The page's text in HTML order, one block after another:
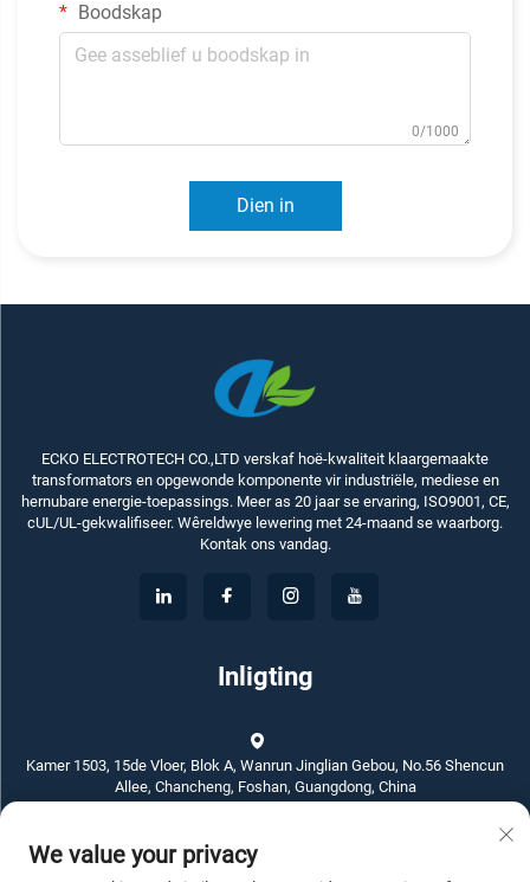
Boodskap
0/1000
Dien in
ECKO ELECTROTECH CO.,LTD verskaf hoë-kwaliteit klaargemaakte
transformators en opgewonde komponente vir industriële, mediese en
hernubare energie-toepassings. Meer as 20 jaar se ervaring, ISO9001, CE,
cUL/UL-gekwalifiseer. Wêreldwye lewering met 24-maand se waarborg.
Kontak ons vandag.
Inligting
Kamer 1503, 15de Vloer, Blok A, Wanrun Jinglian Gebou, No.56 Shencun
Allee, Chancheng, Foshan, Guangdong, China
+86-757-83789311
We value your privacy